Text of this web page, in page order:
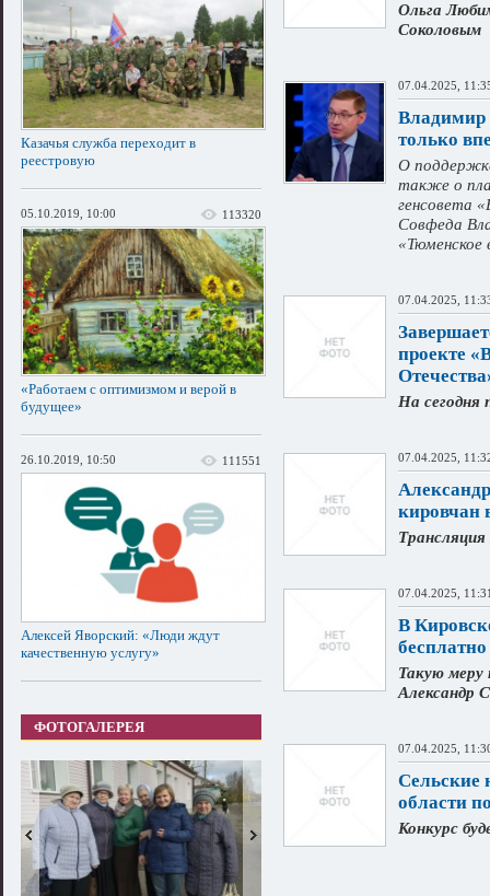
Казачья служба переходит в
реестровую
113320
05.10.2019, 10:00
«Работаем с оптимизмом и верой в
будущее»
111551
26.10.2019, 10:50
Алексей Яворский: «Люди ждут
качественную услугу»
ФОТОГАЛЕРЕЯ
Ольга
Соколовым
07.04.2025,
только
О
также о
генсовета
Совфеда
07.04.2025,
проекте
На сегодня
07.04.2025,
кировчан
07.04.2025,
В
Такую меру
Александр
07.04.2025,
Сельские
области
Конкурс